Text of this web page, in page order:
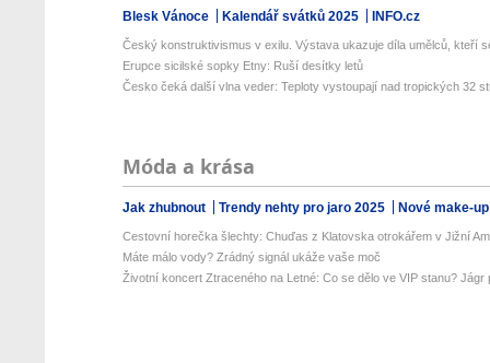
Blesk Vánoce Kalendář svátků 2025 INFO.cz
Český konstruktivismus v exilu. Výstava ukazuje díla umělců, kteří
Erupce sicilské sopky Etny: Ruší desítky letů
Česko čeká další vlna veder: Teploty vystoupají nad tropických 32
Móda a krása
Jak zhubnout Trendy nehty pro jaro 2025 Nové make-
Cestovní horečka šlechty: Chuďas z Klatovska otrokářem v Jižní
Máte málo vody? Zrádný signál ukáže vaše moč
Životní koncert Ztraceného na Letné: Co se dělo ve VIP stanu? Jágr